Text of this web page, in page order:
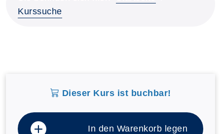
Kurssuche
Dieser Kurs ist buchbar!
In den Warenkorb legen